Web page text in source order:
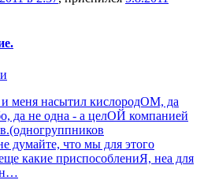
меня насытил кислородОМ, да
да не одна - а целОЙ компанией
думайте, что мы для этого
какие приспособлениЯ, неа для